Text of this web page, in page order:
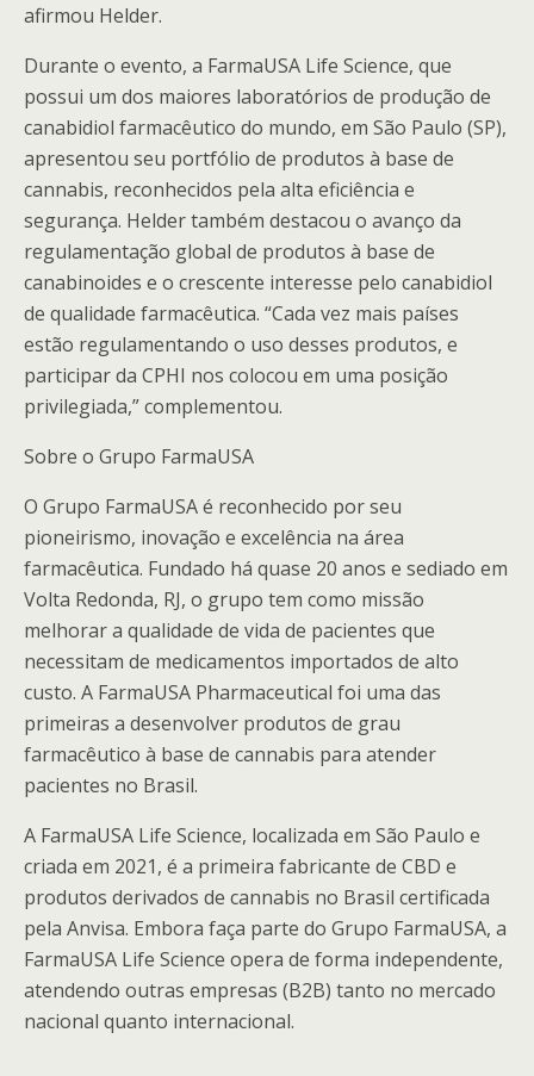
afirmou Helder.
Durante o evento, a FarmaUSA Life Science, que
possui um dos maiores laboratórios de produção de
canabidiol farmacêutico do mundo, em São Paulo (SP),
apresentou seu portfólio de produtos à base de
cannabis, reconhecidos pela alta eficiência e
segurança. Helder também destacou o avanço da
regulamentação global de produtos à base de
canabinoides e o crescente interesse pelo canabidiol
de qualidade farmacêutica. “Cada vez mais países
estão regulamentando o uso desses produtos, e
participar da CPHI nos colocou em uma posição
privilegiada,” complementou.
Sobre o Grupo FarmaUSA
O Grupo FarmaUSA é reconhecido por seu
pioneirismo, inovação e excelência na área
farmacêutica. Fundado há quase 20 anos e sediado em
Volta Redonda, RJ, o grupo tem como missão
melhorar a qualidade de vida de pacientes que
necessitam de medicamentos importados de alto
custo. A FarmaUSA Pharmaceutical foi uma das
primeiras a desenvolver produtos de grau
farmacêutico à base de cannabis para atender
pacientes no Brasil.
A FarmaUSA Life Science, localizada em São Paulo e
criada em 2021, é a primeira fabricante de CBD e
produtos derivados de cannabis no Brasil certificada
pela Anvisa. Embora faça parte do Grupo FarmaUSA, a
FarmaUSA Life Science opera de forma independente,
atendendo outras empresas (B2B) tanto no mercado
nacional quanto internacional.